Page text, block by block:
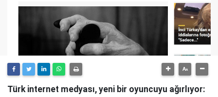
Türk internet medyası, yeni bir oyuncuyu ağırlıyor: